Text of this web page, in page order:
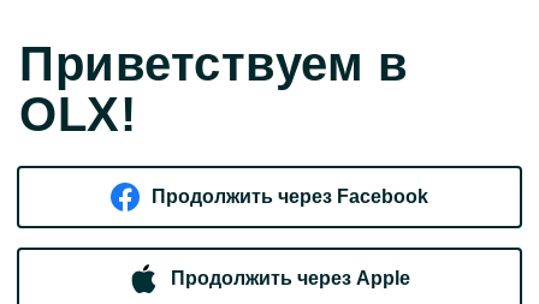
Приветствуем в
OLX!
Продолжить через Facebook
Продолжить через Apple